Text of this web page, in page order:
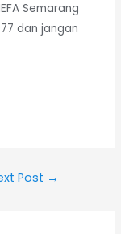
Semarang
dan jangan
Post →